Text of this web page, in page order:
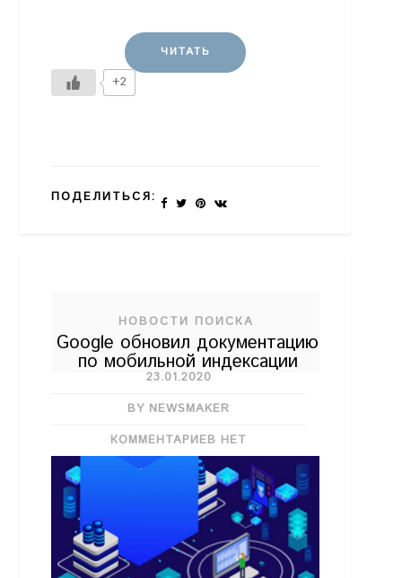
ЧИТАТЬ
+2
ПОДЕЛИТЬСЯ:
НОВОСТИ ПОИСКА
Google обновил документацию
по мобильной индексации
23.01.2020
BY NEWSMAKER
КОММЕНТАРИЕВ НЕТ